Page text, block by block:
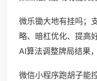
微乐锄大地有挂吗；
略、暗杠优化、提高
AI算法调整牌局结果
微信小程序跑胡子能